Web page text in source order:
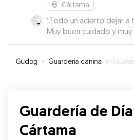
Cártama
“Todo un acierto dejar a
Muy buen cuidado y muy
Gudog » Guardería canina »
Guardería de
Cártama